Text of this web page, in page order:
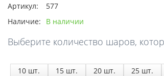
Артикул:
577
Наличие:
В наличии
Выберите количество шаров,
10 шт. 15 шт. 20 шт. 25 шт.